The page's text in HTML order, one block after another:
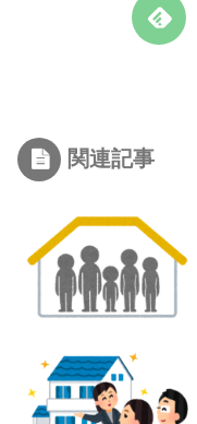
関連記事